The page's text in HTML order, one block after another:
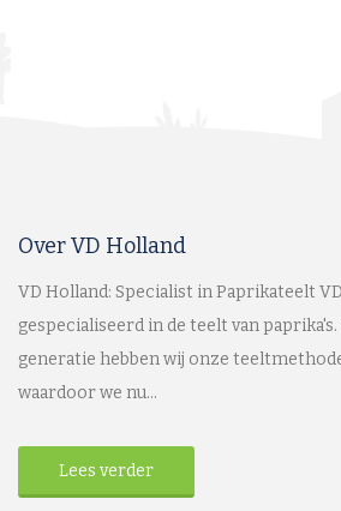
Over VD Holland
VD Holland: Specialist in Paprikateelt
gespecialiseerd in de teelt van
generatie hebben wij onze
waardoor we nu...
Lees verder